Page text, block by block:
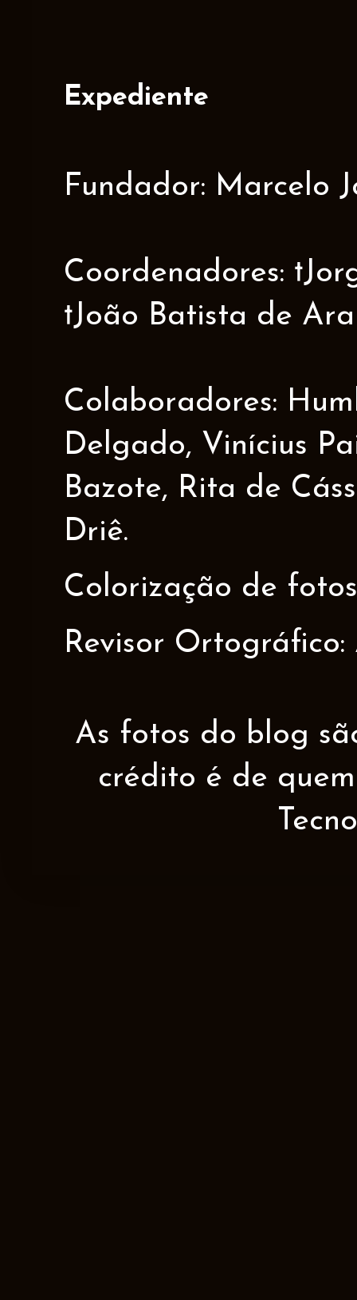
Expediente
Fundador: Marcelo
Coordenadores:
†João Batista de
Colaboradores:
Delgado, Vinícius
Bazote, Rita de
Driê.
Colorização de
Revisor Ortográfico:
As fotos do blog
crédito é de